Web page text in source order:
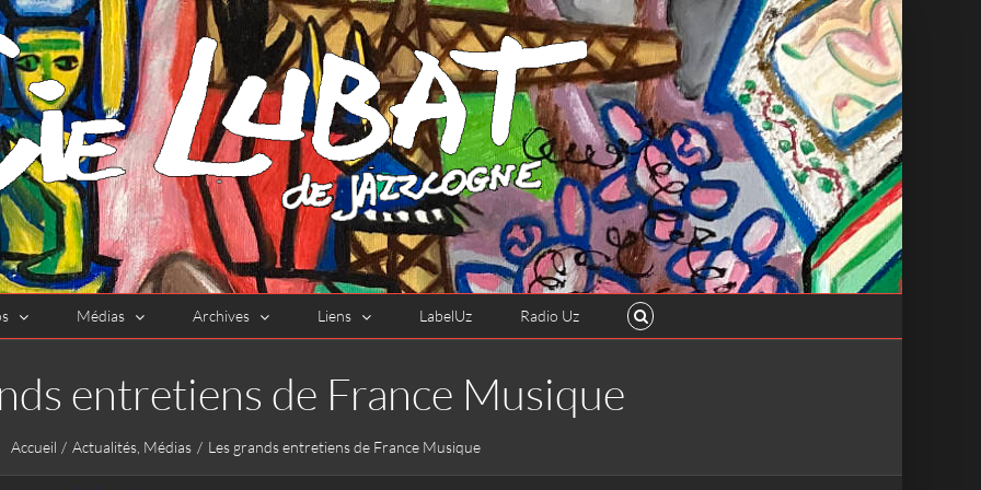
Médias Archives Liens LabelUz Radio Uz
entretiens de France Musique
Accueil Actualités Médias Les grands entretiens de France Musique